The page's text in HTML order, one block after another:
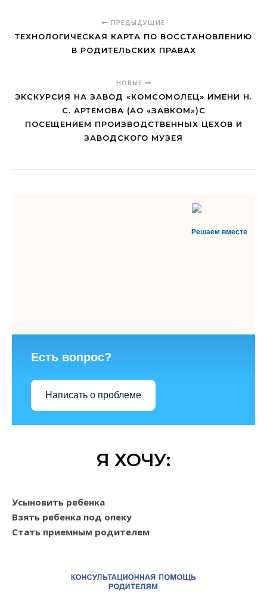
ПРЕДЫДУЩИЕ
ТЕХНОЛОГИЧЕСКАЯ КАРТА ПО ВОССТАНОВЛЕНИЮ
В РОДИТЕЛЬСКИХ ПРАВАХ
НОВЫЕ
ЭКСКУРСИЯ НА ЗАВОД «КОМСОМОЛЕЦ» ИМЕНИ Н.
С. АРТЁМОВА (АО «ЗАВКОМ»)С
ПОСЕЩЕНИЕМ ПРОИЗВОДСТВЕННЫХ ЦЕХОВ И
ЗАВОДСКОГО МУЗЕЯ
Решаем вместе
Есть вопрос?
Написать о проблеме
Я ХОЧУ:
Усыновить ребенка
Взять ребенка под опеку
Стать приемным родителем